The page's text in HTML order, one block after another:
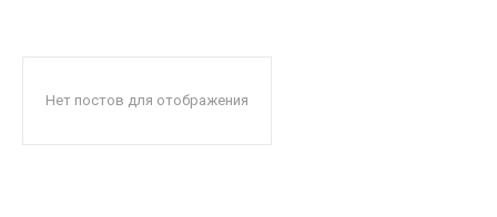
Нет постов для отображения